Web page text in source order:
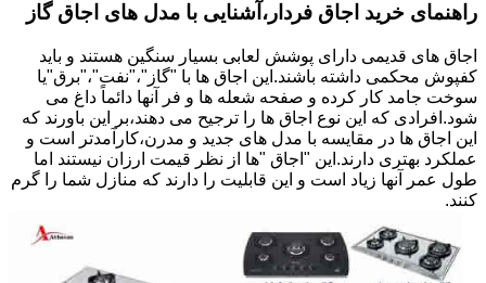
راهنمای خرید اجاق فردار،آشنایی با مدل های اجاق گاز
اجاق های قدیمی دارای پوشش لعابی بسیار سنگین هستند و باید
کفپوش محکمی داشته باشند.این اجاق ها با "گاز"،"نفت"،"برق"یا
سوخت جامد کار کرده و صفحه شعله ها و فر آنها دائماً داغ می
شود.افرادی که این نوع اجاق ها را ترجیح می دهند،بر این باورند که
این اجاق ها در مقایسه با مدل های جدید و مدرن،کارآمدتر است و
عملکرد بهتری دارند.این "اجاق "ها از نظر قیمت ارزان نیستند اما
طول عمر آنها زیاد است و این قابلیت را دارند که منازل شما را گرم
کنند.